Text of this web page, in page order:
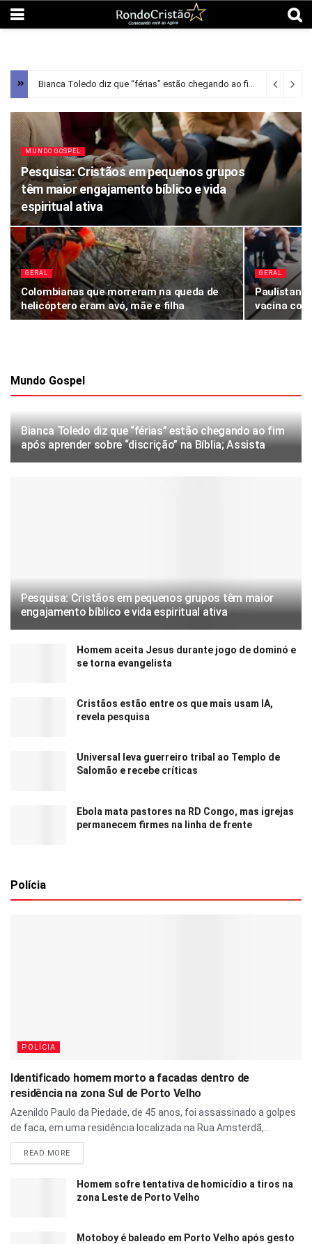
Bianca Toledo diz que “férias” estão chegando ao fim após aprender sobre “discrição” na Bíblia; Assista
MUNDO GOSPEL
Pesquisa: Cristãos em pequenos grupos
têm maior engajamento bíblico e vida
espiritual ativa
GERAL
Colombianas que morreram na queda de
helicóptero eram avó, mãe e filha
GERAL
vacina
Mundo Gospel
Bianca Toledo diz que “férias” estão chegando ao fim
após aprender sobre “discrição” na Bíblia; Assista
Pesquisa: Cristãos em pequenos grupos têm maior
engajamento bíblico e vida espiritual ativa
Homem aceita Jesus durante jogo de dominó e
se torna evangelista
Cristãos estão entre os que mais usam IA,
revela pesquisa
Universal leva guerreiro tribal ao Templo de
Salomão e recebe críticas
Ebola mata pastores na RD Congo, mas igrejas
permanecem firmes na linha de frente
Polícia
POLÍCIA
Identificado homem morto a facadas dentro de
residência na zona Sul de Porto Velho
Azenildo Paulo da Piedade, de 45 anos, foi assassinado a golpes
de faca, em uma residência localizada na Rua Amsterdã,...
READ MORE
Homem sofre tentativa de homicídio a tiros na
zona Leste de Porto Velho
Motoboy é baleado em Porto Velho após gesto